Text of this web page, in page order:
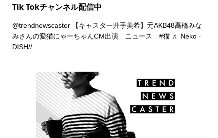
Tik Tokチャンネル配信中
@trendnewscaster【キャスター井手美希】元AKB48高橋みな
みさんの愛猫にゃーちゃんCM出演 ニュース #猫 ♬ Neko -
DISH//